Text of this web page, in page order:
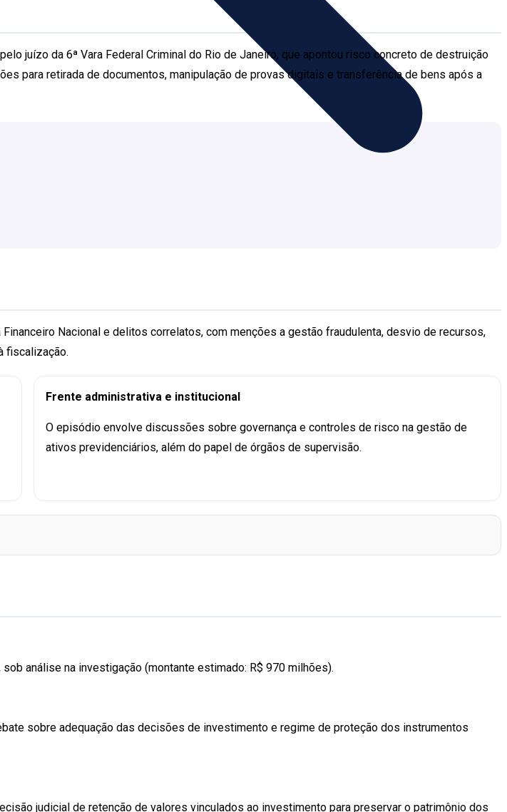
juízo da 6ª Vara Federal Criminal do Rio de Janeiro, que apontou risco concreto de destruição
para retirada de documentos, manipulação de provas digitais e transferência de bens após a
Nacional e delitos correlatos, com menções a gestão fraudulenta, desvio de recursos,
fiscalização.
Frente administrativa e institucional
O episódio envolve discussões sobre governança e controles de risco na gestão de
ativos previdenciários, além do papel de órgãos de supervisão.
análise na investigação (montante estimado: R$ 970 milhões).
sobre adequação das decisões de investimento e regime de proteção dos instrumentos
judicial de retenção de valores vinculados ao investimento para preservar o patrimônio dos